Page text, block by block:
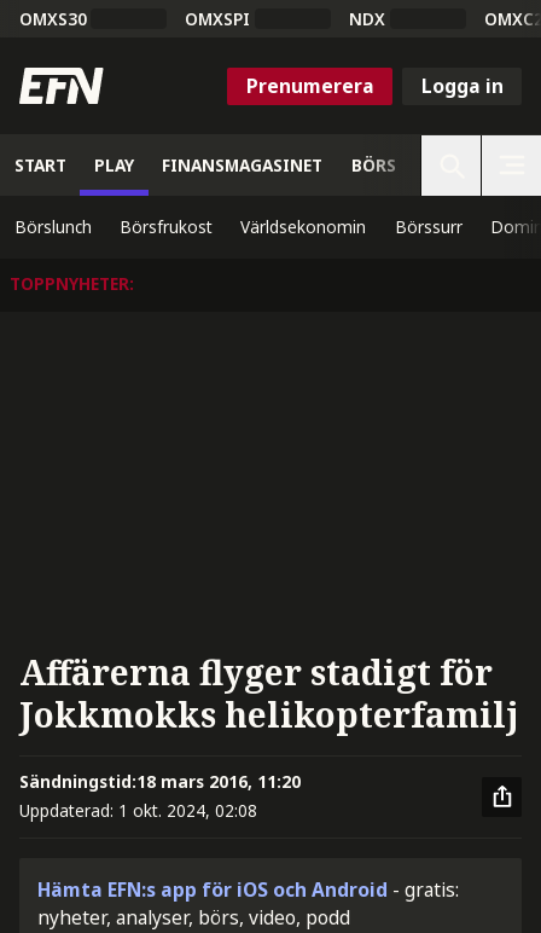
OMXS30 OMXSPI NDX
Prenumerera Logga in
START PLAY FINANSMAGASINET BÖRS
Börslunch Börsfrukost Världsekonomin Börssurr
TOPPNYHETER:
Affärerna flyger stadigt för
Jokkmokks helikopterfamilj
Sändningstid:18 mars 2016, 11:20
Uppdaterad: 1 okt. 2024, 02:08
Hämta EFN:s app för iOS och Android - gratis:
nyheter, analyser, börs, video, podd